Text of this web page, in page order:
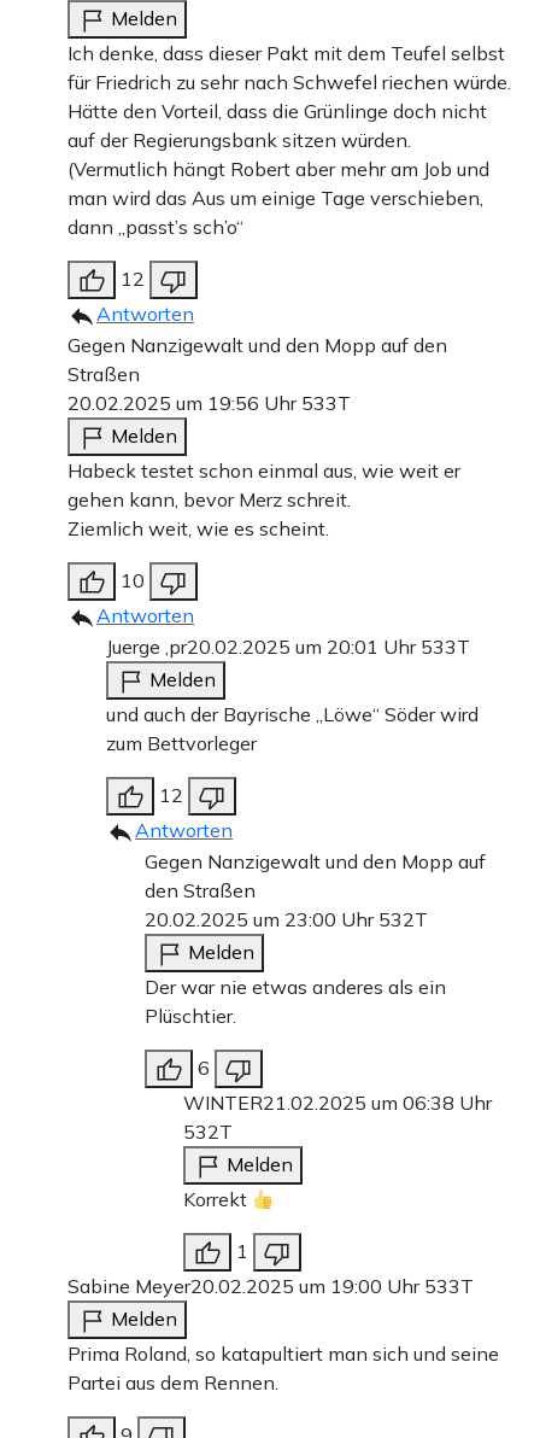
Melden
Ich denke, dass dieser Pakt mit dem Teufel selbst
für Friedrich zu sehr nach Schwefel riechen würde.
Hätte den Vorteil, dass die Grünlinge doch nicht
auf der Regierungsbank sitzen würden.
(Vermutlich hängt Robert aber mehr am Job und
man wird das Aus um einige Tage verschieben,
dann „passt’s sch’o“
12
Antworten
Gegen Nanzigewalt und den Mopp auf den
Straßen
20.02.2025 um 19:56 Uhr 533T
Melden
Habeck testet schon einmal aus, wie weit er
gehen kann, bevor Merz schreit.
Ziemlich weit, wie es scheint.
10
Antworten
Juerge ,pr20.02.2025 um 20:01 Uhr 533T
Melden
und auch der Bayrische „Löwe“ Söder wird
zum Bettvorleger
12
Antworten
Gegen Nanzigewalt und den Mopp auf
den Straßen
20.02.2025 um 23:00 Uhr 532T
Melden
Der war nie etwas anderes als ein
Plüschtier.
6
WINTER21.02.2025 um 06:38 Uhr
532T
Melden
Korrekt
1
Sabine Meyer20.02.2025 um 19:00 Uhr 533T
Melden
Prima Roland, so katapultiert man sich und seine
Partei aus dem Rennen.